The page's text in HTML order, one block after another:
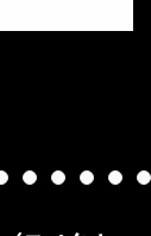
16 17 18 19